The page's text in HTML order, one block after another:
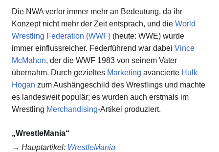
Die NWA verlor immer mehr an Bedeutung, da ihr
Konzept nicht mehr der Zeit entsprach, und die World
Wrestling Federation (WWF) (heute: WWE) wurde
immer einflussreicher. Federführend war dabei Vince
McMahon, der die WWF 1983 von seinem Vater
übernahm. Durch gezieltes Marketing avancierte Hulk
Hogan zum Aushängeschild des Wrestlings und machte
es landesweit populär; es wurden auch erstmals im
Wrestling Merchandising-Artikel produziert.
„WrestleMania“
→ Hauptartikel: WrestleMania